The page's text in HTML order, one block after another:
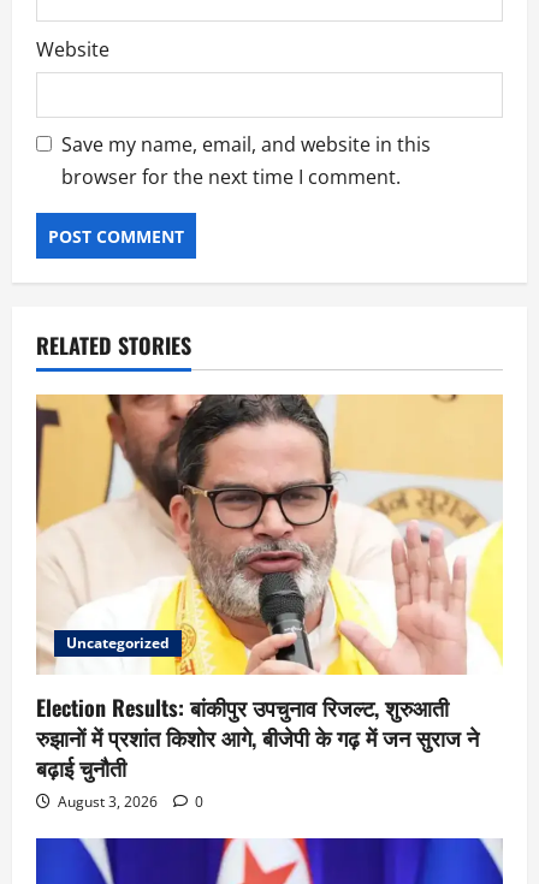
Website
Save my name, email, and website in this
browser for the next time I comment.
RELATED STORIES
Uncategorized
Election Results: बांकीपुर उपचुनाव रिजल्ट, शुरुआती
रुझानों में प्रशांत किशोर आगे, बीजेपी के गढ़ में जन सुराज ने
बढ़ाई चुनौती
August 3, 2026 0